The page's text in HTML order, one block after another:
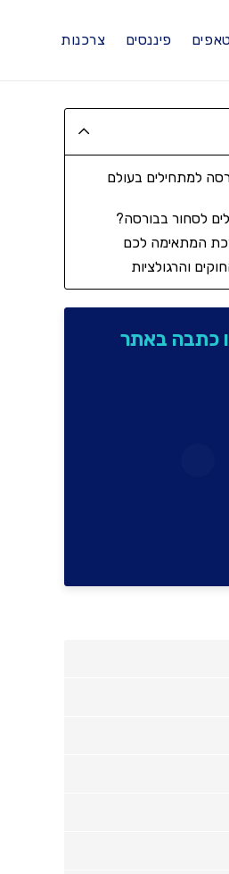
פיננסים צרכנות
למתחילים בעולם
לסחור בבורסה?
המתאימה לכם
והרגולציות
כתבה באתר